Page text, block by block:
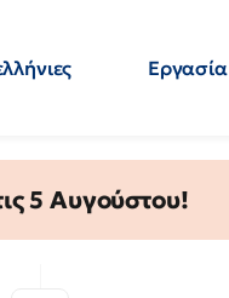
Εργασία
5 Αυγούστου!